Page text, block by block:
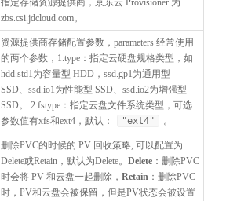
指定存储资源提供商，京东云 Provisioner 为
zbs.csi.jdcloud.com。
资源提供商存储配置参数，parameters 经常使用
的两个参数，1.type：指定云硬盘规格类型，如
hdd.std1为容量型 HDD，ssd.gp1为通用型
SSD、ssd.io1为性能型 SSD、ssd.io2为增强型
SSD。 2.fstype：指定云盘文件系统类型，可选
参数值有xfs和ext4，默认：
"ext4" 。
删除PVC的时候的 PV 回收策略, 可以配置为
Delete或Retain，默认为Delete。 Delete ：删除PVC
时会将 PV 和云盘一起删除， Retain ：删除PVC
时，PV和云盘会被保留，但是PV状态会被设置